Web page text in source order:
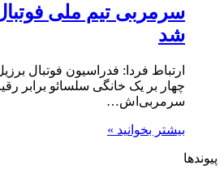
سرمربی تیم ملی فوتبال
شد
ارتباط فردا: فدراسیون فوتبال
چهار بر یک خانگی سلسائو برابر
سرمربی‌اش…
بیشتر بخوانید »
پیوندها